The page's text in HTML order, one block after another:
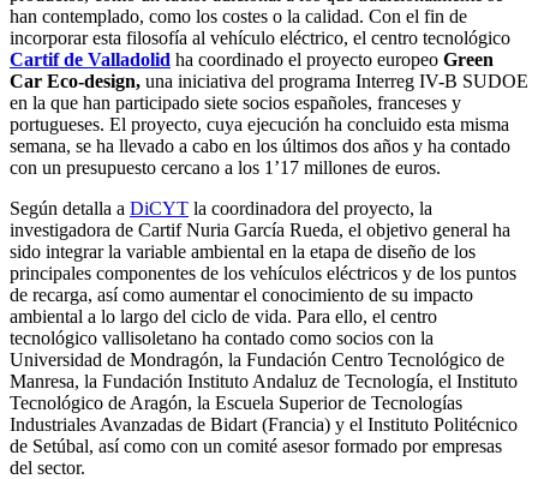
han contemplado, como los costes o la calidad. Con el fin de
incorporar esta filosofía al vehículo eléctrico, el centro tecnológico
Cartif de Valladolid ha coordinado el proyecto europeo Green
Car Eco-design, una iniciativa del programa Interreg IV-B SUDOE
en la que han participado siete socios españoles, franceses y
portugueses. El proyecto, cuya ejecución ha concluido esta misma
semana, se ha llevado a cabo en los últimos dos años y ha contado
con un presupuesto cercano a los 1’17 millones de euros.
Según detalla a DiCYT la coordinadora del proyecto, la
investigadora de Cartif Nuria García Rueda, el objetivo general ha
sido integrar la variable ambiental en la etapa de diseño de los
principales componentes de los vehículos eléctricos y de los puntos
de recarga, así como aumentar el conocimiento de su impacto
ambiental a lo largo del ciclo de vida. Para ello, el centro
tecnológico vallisoletano ha contado como socios con la
Universidad de Mondragón, la Fundación Centro Tecnológico de
Manresa, la Fundación Instituto Andaluz de Tecnología, el Instituto
Tecnológico de Aragón, la Escuela Superior de Tecnologías
Industriales Avanzadas de Bidart (Francia) y el Instituto Politécnico
de Setúbal, así como con un comité asesor formado por empresas
del sector.